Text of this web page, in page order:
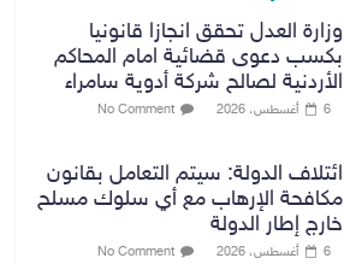
وزارة العدل تحقق انجازا قانونيا
بكسب دعوى قضائية امام المحاكم
الأردنية لصالح شركة أدوية سامراء
6 أغسطس، 2026 No Comment
ائتلاف الدولة: سيتم التعامل بقانون
مكافحة الإرهاب مع أي سلوك مسلح
خارج إطار الدولة
6 أغسطس، 2026 No Comment